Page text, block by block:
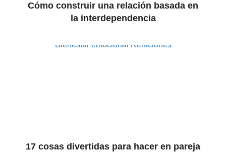
Cómo construir una relación basada en
la interdependencia
Bienestar emocional Relaciones
17 cosas divertidas para hacer en pareja